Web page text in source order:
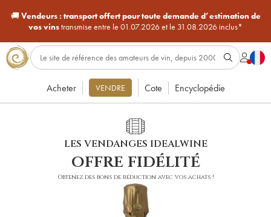
🚚Vendeurs : transport offert pour toute demande d’estimation de
vos vinstransmise entre le 01.07.2026 et le 31.08.2026 inclus*
Acheter VENDRE Cote Encyclopédie
LES VENDANGES IDEALWINE
offre fidélité
Obtenez des bons de réduction avec vos achats !